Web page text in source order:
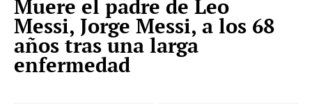
Muere el padre de Leo
Messi, Jorge Messi, a los 68
años tras una larga
enfermedad